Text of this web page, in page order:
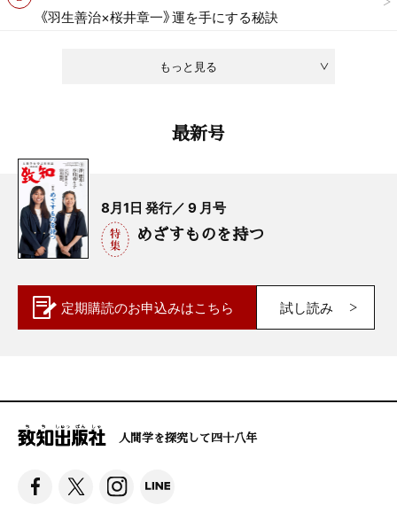
もっと見る
《羽生善治×桜井章一》運を手にする秘訣
最新号
8月1日 発行／ 9 月号
めざすものを持つ
定期購読のお申込みはこちら 試し読み
人間学を探究して四十八年